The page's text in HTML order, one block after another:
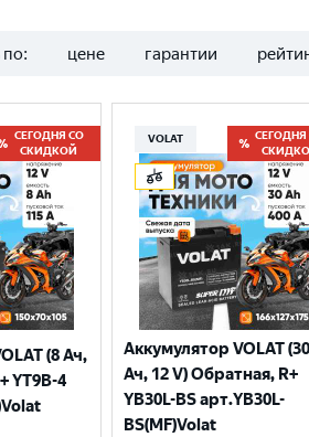
по: цене гарантии
СЕГОДНЯ СО
СКИДКОЙ
(8 Ач,
YT9B-4
VOLAT
СЕГОДНЯ
Аккумулятор VOLAT (30
Ач, 12 V) Обратная, R+
YB30L-BS арт.YB30L-
BS(MF)Volat